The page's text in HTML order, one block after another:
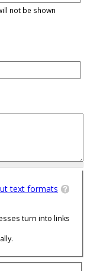
not be shown
text formats
turn into links